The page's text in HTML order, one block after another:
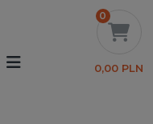
0
0,00 PLN